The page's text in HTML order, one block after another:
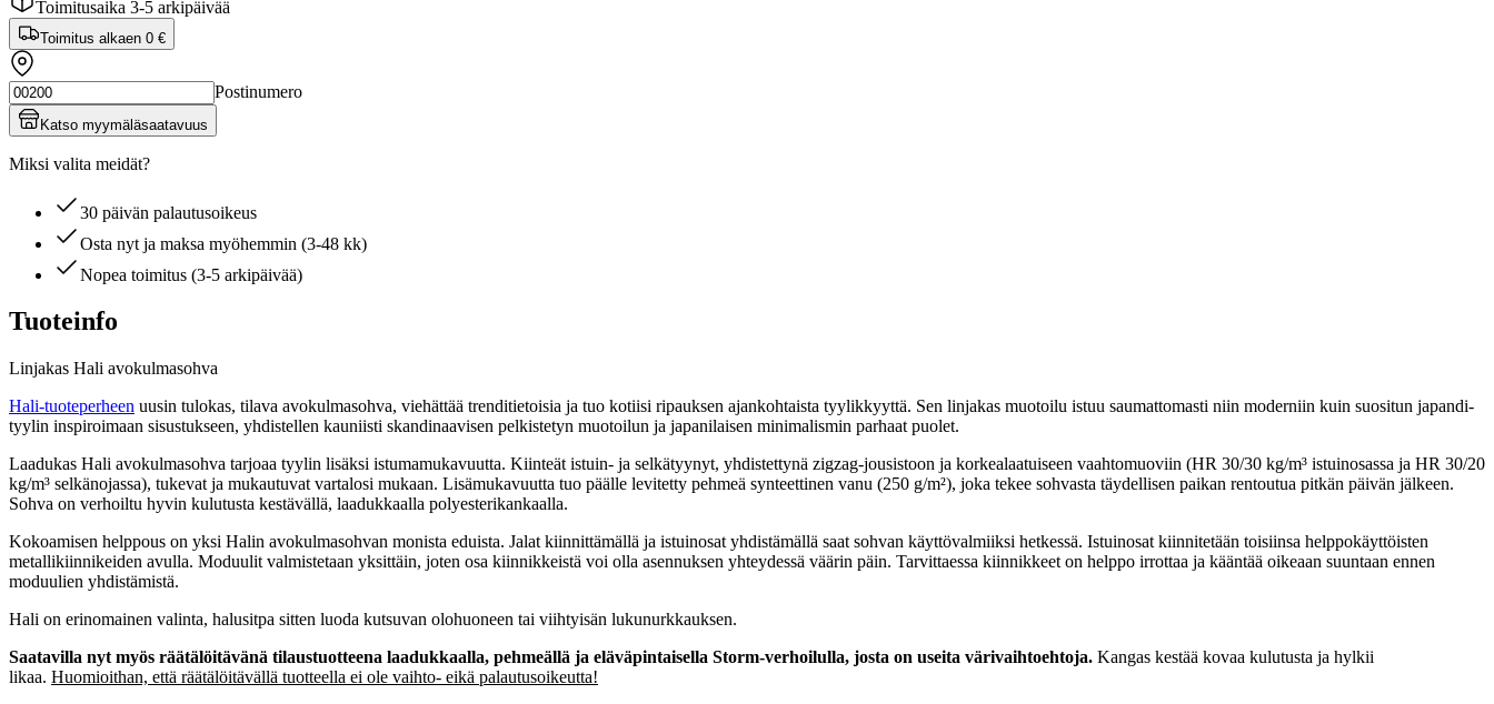
Toimitusaika 3-5 arkipäivää
Toimitus alkaen 0 €
Postinumero
Katso myymäläsaatavuus
Miksi valita meidät?
30 päivän palautusoikeus
Osta nyt ja maksa myöhemmin (3-48 kk)
Nopea toimitus (3-5 arkipäivää)
Tuoteinfo
Linjakas Hali avokulmasohva
Hali-tuoteperheen uusin tulokas, tilava avokulmasohva, viehättää trenditietoisia ja tuo kotiisi ripauksen ajankohtaista tyylikkyyttä. Sen linjakas muotoilu istuu saumattomasti niin moderniin kuin suositun japandi-
tyylin inspiroimaan sisustukseen, yhdistellen kauniisti skandinaavisen pelkistetyn muotoilun ja japanilaisen minimalismin parhaat puolet.
Laadukas Hali avokulmasohva tarjoaa tyylin lisäksi istumamukavuutta. Kiinteät istuin- ja selkätyynyt, yhdistettynä zigzag-jousistoon ja korkealaatuiseen vaahtomuoviin (HR 30/30 kg/m³ istuinosassa ja HR 30/20
kg/m³ selkänojassa), tukevat ja mukautuvat vartalosi mukaan. Lisämukavuutta tuo päälle levitetty pehmeä synteettinen vanu (250 g/m²), joka tekee sohvasta täydellisen paikan rentoutua pitkän päivän jälkeen.
Sohva on verhoiltu hyvin kulutusta kestävällä, laadukkaalla polyesterikankaalla.
Kokoamisen helppous on yksi Halin avokulmasohvan monista eduista. Jalat kiinnittämällä ja istuinosat yhdistämällä saat sohvan käyttövalmiiksi hetkessä. Istuinosat kiinnitetään toisiinsa helppokäyttöisten
metallikiinnikeiden avulla. Moduulit valmistetaan yksittäin, joten osa kiinnikkeistä voi olla asennuksen yhteydessä väärin päin. Tarvittaessa kiinnikkeet on helppo irrottaa ja kääntää oikeaan suuntaan ennen
moduulien yhdistämistä.
Hali on erinomainen valinta, halusitpa sitten luoda kutsuvan olohuoneen tai viihtyisän lukunurkkauksen.
Saatavilla nyt myös räätälöitävänä tilaustuotteena laadukkaalla, pehmeällä ja eläväpintaisella Storm-verhoilulla, josta on useita värivaihtoehtoja. Kangas kestää kovaa kulutusta ja hylkii
likaa. Huomioithan, että räätälöitävällä tuotteella ei ole vaihto- eikä palautusoikeutta!